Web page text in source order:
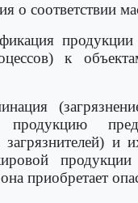
о соответствии
к
продукцию
загрязнителей) и
приобретает